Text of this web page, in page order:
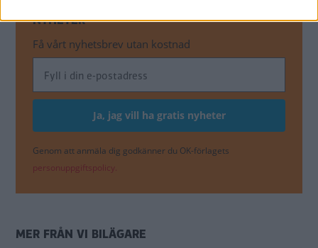
NYHETER
Få vårt nyhetsbrev utan kostnad
Genom att anmäla dig godkänner du OK-förlagets
personuppgiftspolicy.
MER FRÅN VI BILÄGARE